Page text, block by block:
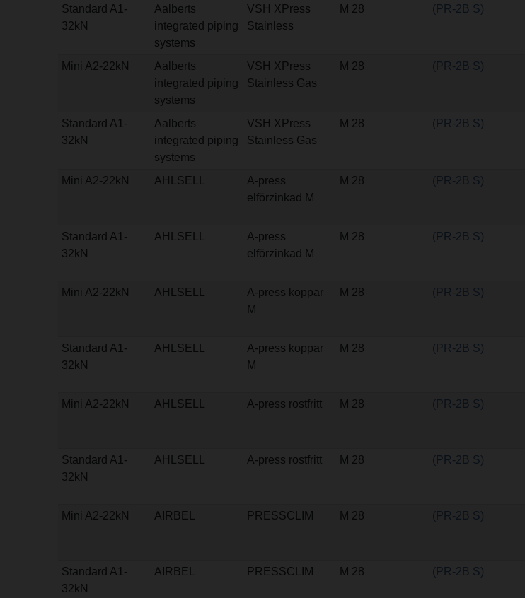
Standard A1-
32kN
Aalberts
integrated piping
systems
VSH XPress
Stainless
M 28 (PR-2B S)
Mini A2-22kN
Aalberts
integrated piping
systems
VSH XPress
Stainless Gas
M 28 (PR-2B S)
Standard A1-
32kN
Aalberts
integrated piping
systems
VSH XPress
Stainless Gas
M 28 (PR-2B S)
Mini A2-22kN AHLSELL
A-press
elförzinkad M
M 28 (PR-2B S)
Standard A1-
32kN
AHLSELL
A-press
elförzinkad M
M 28 (PR-2B S)
Mini A2-22kN AHLSELL
A-press koppar
M
M 28 (PR-2B S)
Standard A1-
32kN
AHLSELL
A-press koppar
M
M 28 (PR-2B S)
Mini A2-22kN AHLSELL A-press rostfritt M 28 (PR-2B S)
Standard A1-
32kN
AHLSELL A-press rostfritt M 28 (PR-2B S)
Mini A2-22kN AIRBEL PRESSCLIM M 28 (PR-2B S)
Standard A1-
32kN
AIRBEL PRESSCLIM M 28 (PR-2B S)